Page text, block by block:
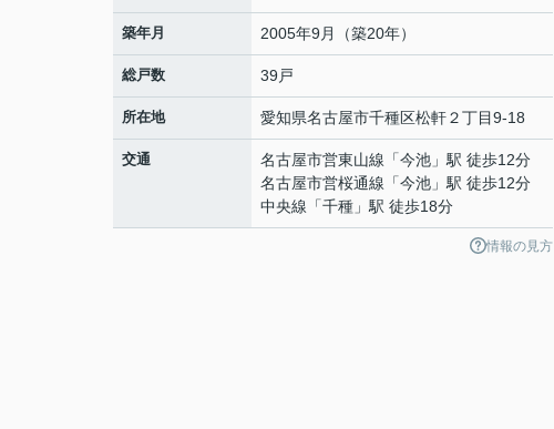
築年月 2005年9月（築20年）
総戸数 39戸
所在地 愛知県名古屋市千種区松軒２丁目9-18
交通 名古屋市営東山線 「今池 」駅 徒歩12分
名古屋市営桜通線 「今池 」駅 徒歩12分
中央線 「千種 」駅 徒歩18分
情報の見方